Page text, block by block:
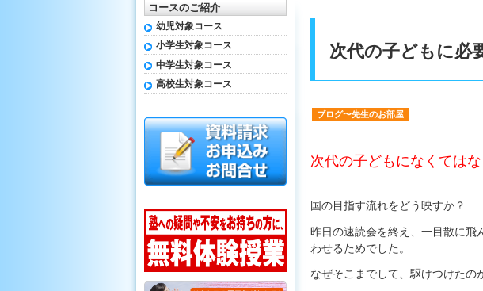
次代の子どもに必
ブログ〜先生のお部屋
次代の子どもになくては
国の目指す流れをどう映すか？
昨日の速読会を終え、一目散に飛
わせるためでした。
なぜそこまでして、駆けつけたの
コースのご紹介
幼児対象コース
小学生対象コース
中学生対象コース
高校生対象コース